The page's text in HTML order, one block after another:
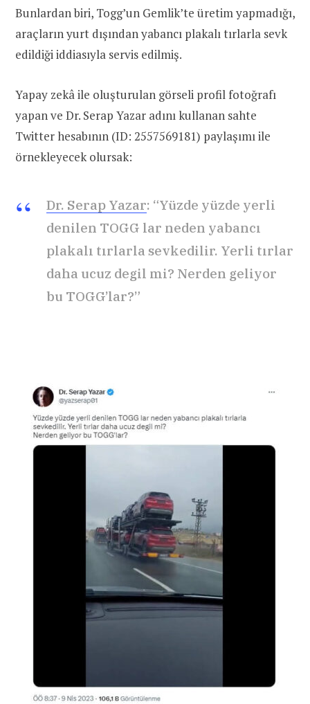
Bunlardan biri, Togg’un Gemlik’te üretim yapmadığı,
araçların yurt dışından yabancı plakalı tırlarla sevk
edildiği iddiasıyla servis edilmiş.
Yapay zekâ ile oluşturulan görseli profil fotoğrafı
yapan ve Dr. Serap Yazar adını kullanan sahte
Twitter hesabının (ID: 2557569181) paylaşımı ile
örnekleyecek olursak:
Dr. Serap Yazar: “Yüzde yüzde yerli
denilen TOGG lar neden yabancı
plakalı tırlarla sevkedilir. Yerli tırlar
daha ucuz degil mi? Nerden geliyor
bu TOGG’lar?”